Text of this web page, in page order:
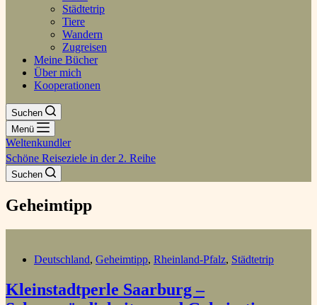
Städtetrip
Tiere
Wandern
Zugreisen
Meine Bücher
Über mich
Kooperationen
Suchen
Menü
Weltenkundler
Schöne Reiseziele in der 2. Reihe
Suchen
Geheimtipp
Deutschland, Geheimtipp, Rheinland-Pfalz, Städtetrip
Kleinstadtperle Saarburg –